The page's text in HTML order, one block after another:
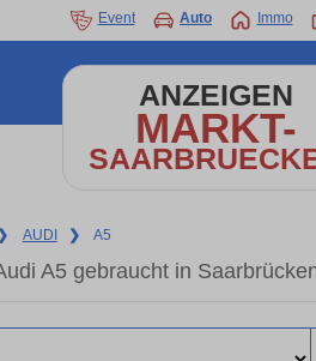
Event Auto Immo
ANZEIGEN
MARKT-
❯ AUDI ❯ A5
A5 gebraucht in